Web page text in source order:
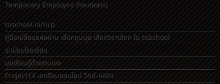
รับสมัครคัดเลือกบุคคลเพื่อเป็นลูกจ้างชั่วคราว (Application for
Temporary Employee Positions)
toschool.in/nrp
คู่มือเปลี่ยนรหัสผ่าน เลือกชุมนุม เลือกวิชาเลือก ใน toSchool
ระเบียบโรงเรียน
มุมเรียนรู้ด้วยตนเอง